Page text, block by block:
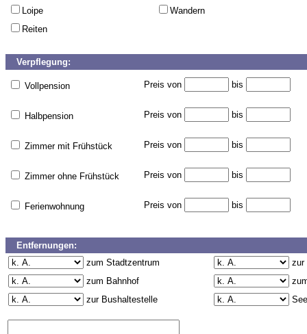
Loipe
Wandern
Reiten
Verpflegung:
Vollpension Preis von bis
Halbpension Preis von bis
Zimmer mit Frühstück Preis von bis
Zimmer ohne Frühstück Preis von bis
Ferienwohnung Preis von bis
Entfernungen:
zum Stadtzentrum
zur
zum Bahnhof
zur Bushaltestelle
See